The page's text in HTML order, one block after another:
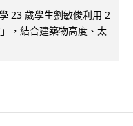
23 歲學生劉敏俊利用 2
，結合建築物高度、太